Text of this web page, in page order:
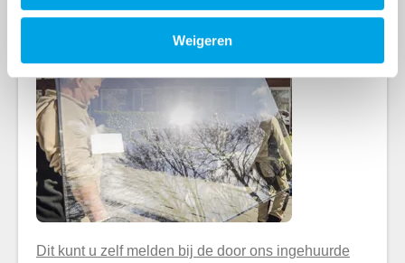
Weigeren
Postadres
Postbus 2102
7801 CC Emmen
Klacht dienstverlening melden

Huur opzeggen
CV-storing, glasschade of rioolverstopping?
Dit kunt u zelf melden bij de door ons ingehuurde